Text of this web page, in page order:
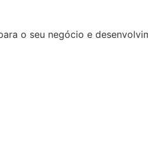
o seu negócio e